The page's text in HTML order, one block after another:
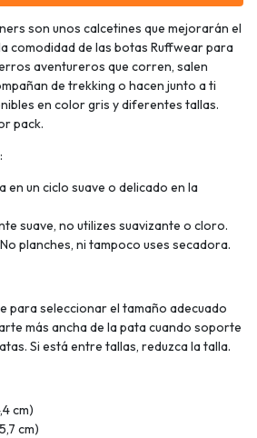
son unos calcetines que mejorarán el
comodidad de las botas Ruffwear para
aventureros que corren, salen
de trekking o hacen junto a ti
en color gris y diferentes tallas.
pack.
en un ciclo suave o delicado en la
suave, no utilizes suavizante o cloro.
planches, ni tampoco uses secadora.
para seleccionar el tamaño adecuado
más ancha de la pata cuando soporte
Si está entre tallas, reduzca la talla.
cm)
cm)